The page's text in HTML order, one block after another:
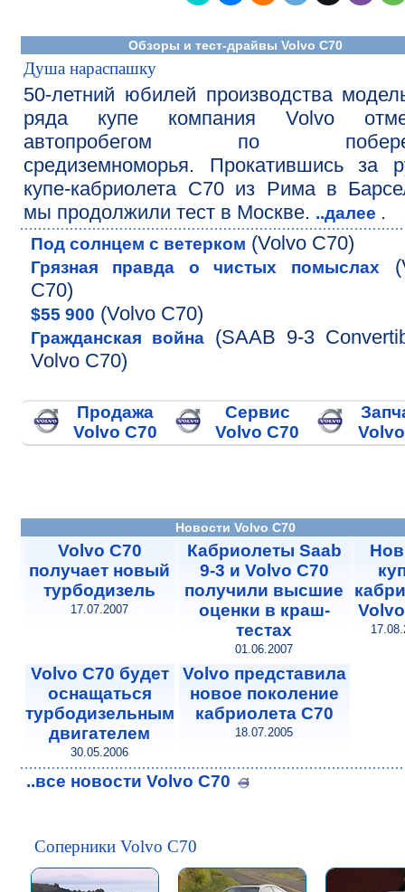
Обзоры и тест-драйвы Volvo C70
Душа нараспашку
50-летний юбилей производства
ряда купе компания Volvo
автопробегом по
средиземноморья. Прокатившись за
купе-кабриолета С70 из Рима в
мы продолжили тест в Москве. ..далее .
Под солнцем с ветерком (Volvo C70)
Грязная правда о чистых помыслах
C70)
$55 900 (Volvo C70)
Гражданская война(SAAB 9-3
Volvo C70)
Продажа
Volvo C70
Сервис
Volvo C70
Новости Volvo C70
Volvo C70
получает новый
турбодизель
17.07.2007
Кабриолеты Saab
9-3 и Volvo C70
получили высшие
оценки в краш-
тестах
01.06.2007
Volvo C70 будет
оснащаться
турбодизельным
двигателем
30.05.2006
Volvo представила
новое поколение
кабриолета C70
18.07.2005
..все новости Volvo C70
Соперники Volvo C70